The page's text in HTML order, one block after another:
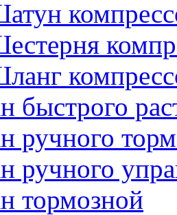
быстрого
ручного
ручного
тормозной